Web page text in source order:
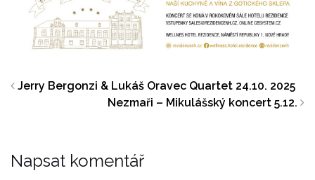
Jerry Bergonzi & Lukáš Oravec Quartet 24.10. 2025
Nezmaři – Mikulášský koncert 5.12.
Napsat komentář